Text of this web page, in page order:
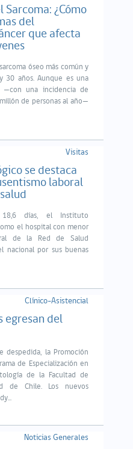
¿Cómo
del
que afecta
óseo más común y
30 años. Aunque es una
—con una incidencia de
de personas al año—
Visitas
se destaca
laboral
días, el Instituto
el hospital con menor
de la Red de Salud
nacional por sus buenas
Clínico-Asistencial
egresan del
despedida, la Promoción
de Especialización en
de la Facultad de
de Chile. Los nuevos
Noticias Generales